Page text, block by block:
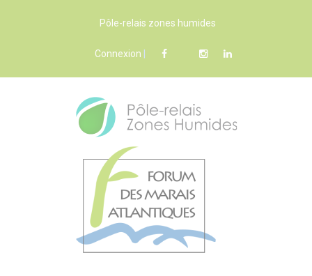
Pôle-relais zones humides
Connexion